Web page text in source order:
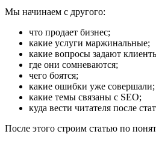
Мы начинаем с другого:
что продает бизнес;
какие услуги маржинальные;
какие вопросы задают
где они сомневаются;
чего боятся;
какие ошибки уже совершали;
какие темы связаны с SEO;
куда вести читателя после
После этого строим статью по